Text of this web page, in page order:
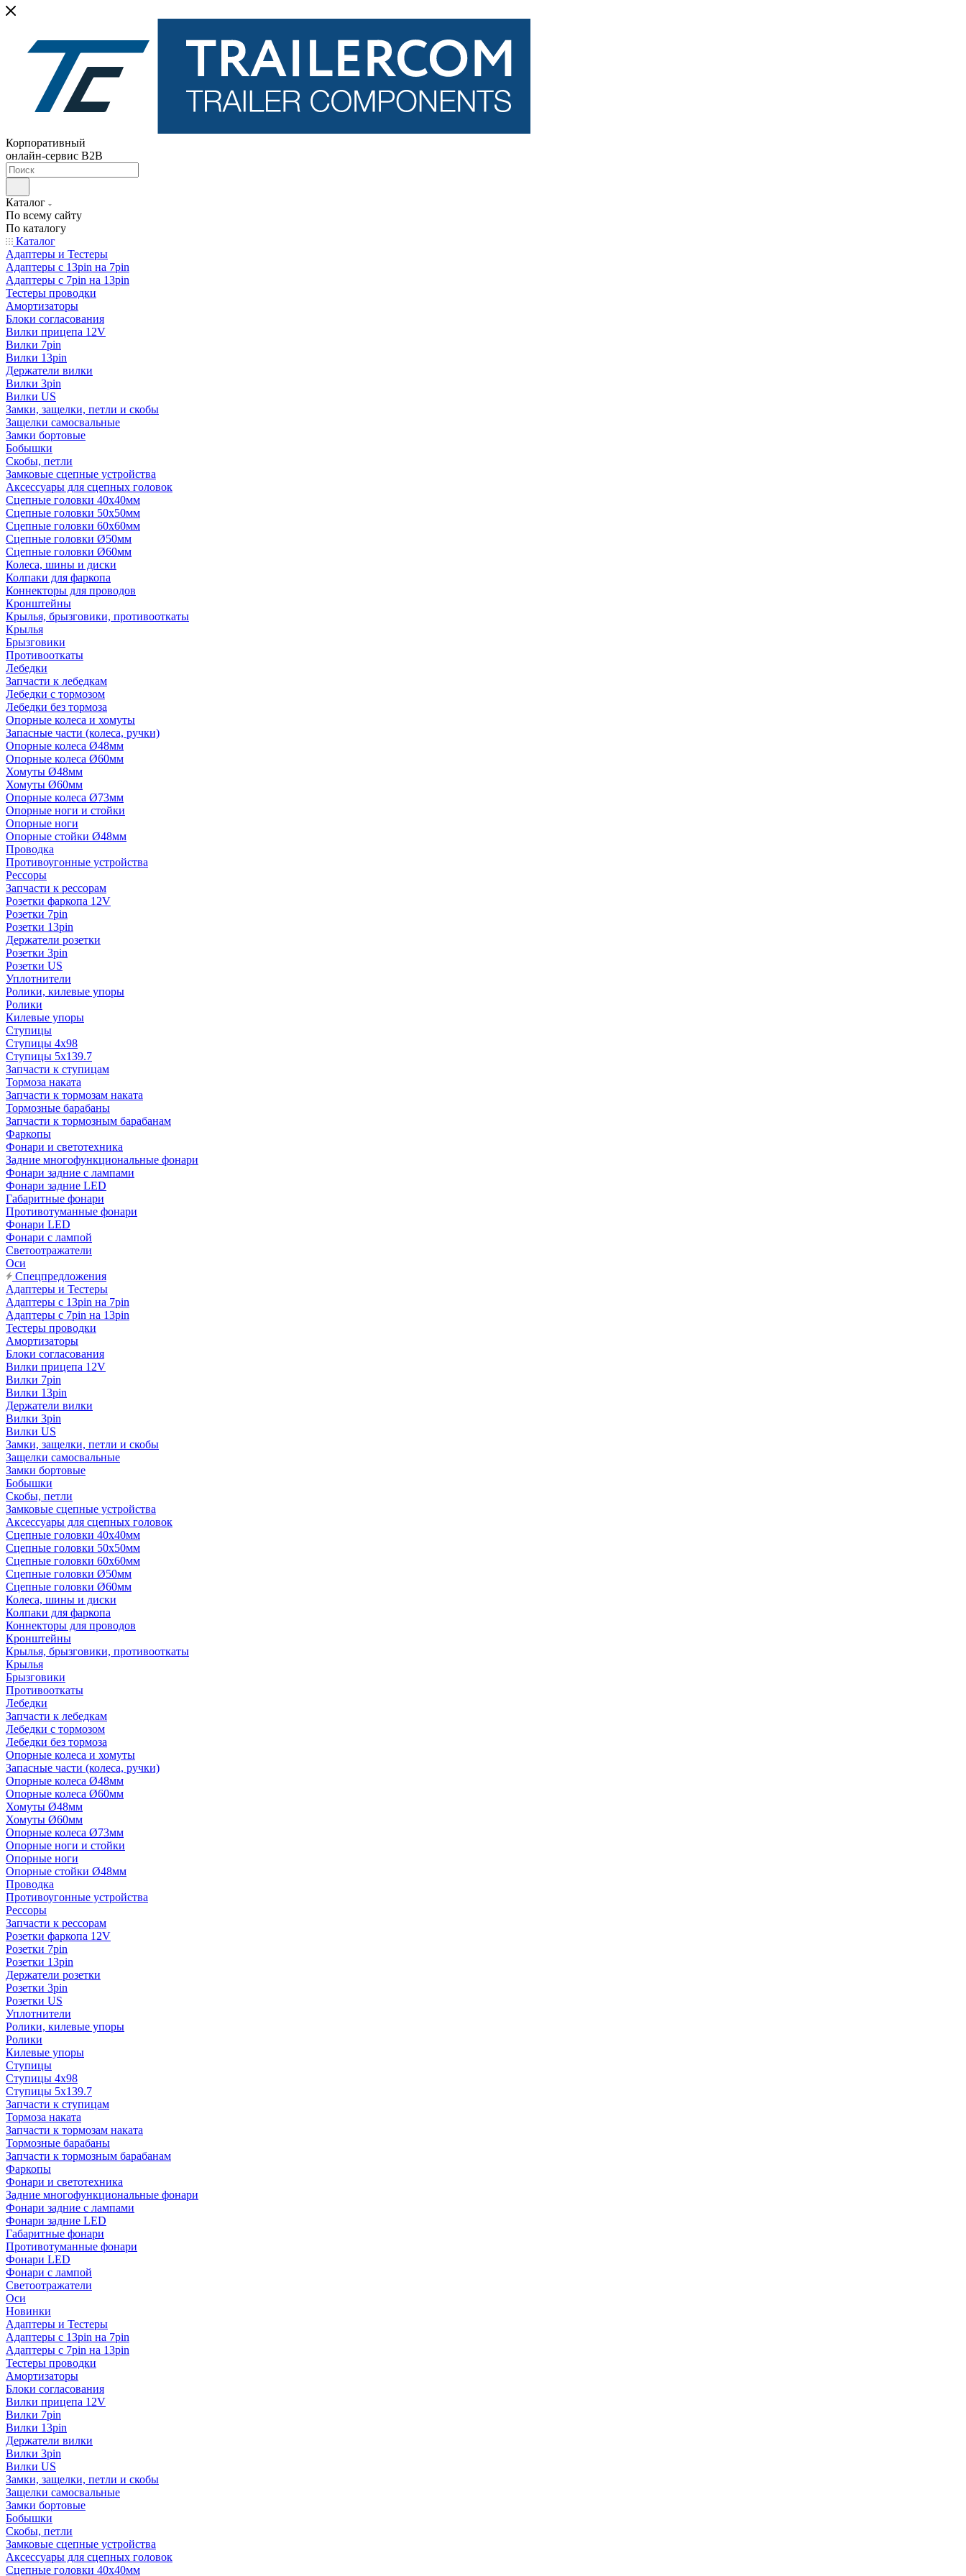
Корпоративный
онлайн-сервис B2B
Каталог
По всему сайту
По каталогу
Каталог
Адаптеры и Тестеры
Адаптеры с 13pin на 7pin
Адаптеры с 7pin на 13pin
Тестеры проводки
Амортизаторы
Блоки согласования
Вилки прицепа 12V
Вилки 7pin
Вилки 13pin
Держатели вилки
Вилки 3pin
Вилки US
Замки, защелки, петли и скобы
Защелки самосвальные
Замки бортовые
Бобышки
Скобы, петли
Замковые сцепные устройства
Аксессуары для сцепных головок
Сцепные головки 40x40мм
Сцепные головки 50x50мм
Сцепные головки 60x60мм
Сцепные головки Ø50мм
Сцепные головки Ø60мм
Колеса, шины и диски
Колпаки для фаркопа
Коннекторы для проводов
Кронштейны
Крылья, брызговики, противооткаты
Крылья
Брызговики
Противооткаты
Лебедки
Запчасти к лебедкам
Лебедки с тормозом
Лебедки без тормоза
Опорные колеса и хомуты
Запасные части (колеса, ручки)
Опорные колеса Ø48мм
Опорные колеса Ø60мм
Хомуты Ø48мм
Хомуты Ø60мм
Опорные колеса Ø73мм
Опорные ноги и стойки
Опорные ноги
Опорные стойки Ø48мм
Проводка
Противоугонные устройства
Рессоры
Запчасти к рессорам
Розетки фаркопа 12V
Розетки 7pin
Розетки 13pin
Держатели розетки
Розетки 3pin
Розетки US
Уплотнители
Ролики, килевые упоры
Ролики
Килевые упоры
Ступицы
Ступицы 4x98
Ступицы 5x139.7
Запчасти к ступицам
Тормоза наката
Запчасти к тормозам наката
Тормозные барабаны
Запчасти к тормозным барабанам
Фаркопы
Фонари и светотехника
Задние многофункциональные фонари
Фонари задние с лампами
Фонари задние LED
Габаритные фонари
Противотуманные фонари
Фонари LED
Фонари с лампой
Светоотражатели
Оси
Спецпредложения
Адаптеры и Тестеры
Адаптеры с 13pin на 7pin
Адаптеры с 7pin на 13pin
Тестеры проводки
Амортизаторы
Блоки согласования
Вилки прицепа 12V
Вилки 7pin
Вилки 13pin
Держатели вилки
Вилки 3pin
Вилки US
Замки, защелки, петли и скобы
Защелки самосвальные
Замки бортовые
Бобышки
Скобы, петли
Замковые сцепные устройства
Аксессуары для сцепных головок
Сцепные головки 40x40мм
Сцепные головки 50x50мм
Сцепные головки 60x60мм
Сцепные головки Ø50мм
Сцепные головки Ø60мм
Колеса, шины и диски
Колпаки для фаркопа
Коннекторы для проводов
Кронштейны
Крылья, брызговики, противооткаты
Крылья
Брызговики
Противооткаты
Лебедки
Запчасти к лебедкам
Лебедки с тормозом
Лебедки без тормоза
Опорные колеса и хомуты
Запасные части (колеса, ручки)
Опорные колеса Ø48мм
Опорные колеса Ø60мм
Хомуты Ø48мм
Хомуты Ø60мм
Опорные колеса Ø73мм
Опорные ноги и стойки
Опорные ноги
Опорные стойки Ø48мм
Проводка
Противоугонные устройства
Рессоры
Запчасти к рессорам
Розетки фаркопа 12V
Розетки 7pin
Розетки 13pin
Держатели розетки
Розетки 3pin
Розетки US
Уплотнители
Ролики, килевые упоры
Ролики
Килевые упоры
Ступицы
Ступицы 4x98
Ступицы 5x139.7
Запчасти к ступицам
Тормоза наката
Запчасти к тормозам наката
Тормозные барабаны
Запчасти к тормозным барабанам
Фаркопы
Фонари и светотехника
Задние многофункциональные фонари
Фонари задние с лампами
Фонари задние LED
Габаритные фонари
Противотуманные фонари
Фонари LED
Фонари с лампой
Светоотражатели
Оси
Новинки
Адаптеры и Тестеры
Адаптеры с 13pin на 7pin
Адаптеры с 7pin на 13pin
Тестеры проводки
Амортизаторы
Блоки согласования
Вилки прицепа 12V
Вилки 7pin
Вилки 13pin
Держатели вилки
Вилки 3pin
Вилки US
Замки, защелки, петли и скобы
Защелки самосвальные
Замки бортовые
Бобышки
Скобы, петли
Замковые сцепные устройства
Аксессуары для сцепных головок
Сцепные головки 40x40мм